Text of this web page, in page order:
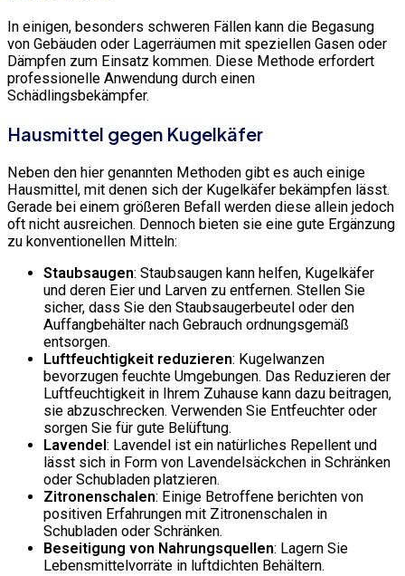
In einigen, besonders schweren Fällen kann die Begasung
von Gebäuden oder Lagerräumen mit speziellen Gasen oder
Dämpfen zum Einsatz kommen. Diese Methode erfordert
professionelle Anwendung durch einen
Schädlingsbekämpfer.
Hausmittel gegen Kugelkäfer
Neben den hier genannten Methoden gibt es auch einige
Hausmittel, mit denen sich der Kugelkäfer bekämpfen lässt.
Gerade bei einem größeren Befall werden diese allein jedoch
oft nicht ausreichen. Dennoch bieten sie eine gute Ergänzung
zu konventionellen Mitteln:
Staubsaugen: Staubsaugen kann helfen, Kugelkäfer
und deren Eier und Larven zu entfernen. Stellen Sie
sicher, dass Sie den Staubsaugerbeutel oder den
Auffangbehälter nach Gebrauch ordnungsgemäß
entsorgen.
Luftfeuchtigkeit reduzieren: Kugelwanzen
bevorzugen feuchte Umgebungen. Das Reduzieren der
Luftfeuchtigkeit in Ihrem Zuhause kann dazu beitragen,
sie abzuschrecken. Verwenden Sie Entfeuchter oder
sorgen Sie für gute Belüftung.
Lavendel : Lavendel ist ein natürliches Repellent und
lässt sich in Form von Lavendelsäckchen in Schränken
oder Schubladen platzieren.
Zitronenschalen: Einige Betroffene berichten von
positiven Erfahrungen mit Zitronenschalen in
Schubladen oder Schränken.
Beseitigung von Nahrungsquellen: Lagern Sie
Lebensmittelvorräte in luftdichten Behältern.